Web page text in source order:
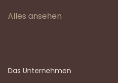
Alles ansehen
Das Unternehmen